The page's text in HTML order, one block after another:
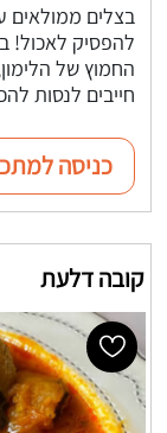
בצלים ממולאים
להפסיק לאכול!
החמוץ של
חייבים לנסות
כניסה
קובה דלעת